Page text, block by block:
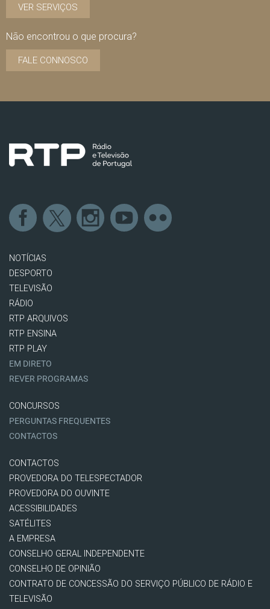
VER SERVIÇOS
Não encontrou o que procura?
FALE CONNOSCO
NOTÍCIAS
DESPORTO
TELEVISÃO
RÁDIO
RTP ARQUIVOS
RTP ENSINA
RTP PLAY
EM DIRETO
REVER PROGRAMAS
CONCURSOS
PERGUNTAS FREQUENTES
CONTACTOS
CONTACTOS
PROVEDORA DO TELESPECTADOR
PROVEDORA DO OUVINTE
ACESSIBILIDADES
SATÉLITES
A EMPRESA
CONSELHO GERAL INDEPENDENTE
CONSELHO DE OPINIÃO
CONTRATO DE CONCESSÃO DO SERVIÇO PÚBLICO DE RÁDIO E
TELEVISÃO